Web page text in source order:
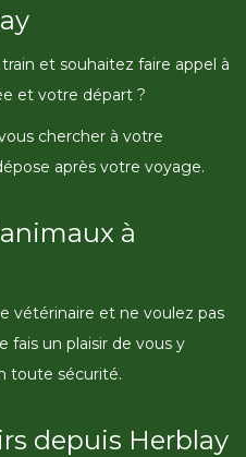
et souhaitez faire appel à
et votre départ ?
chercher à votre
après votre voyage.
à
vétérinaire et ne voulez pas
fais un plaisir de vous y
toute sécurité.
depuis Herblay